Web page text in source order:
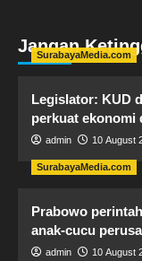
Jangan
SurabayaMedia.com
Legislator: KUD
perkuat ekonomi
admin 10 August
SurabayaMedia.com
Prabowo
anak-cucu
admin 10 August